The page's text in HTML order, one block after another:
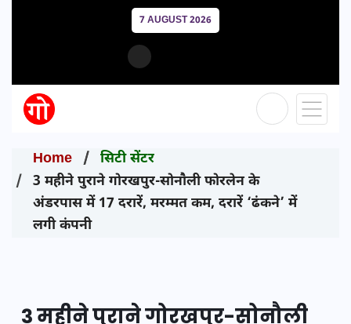
7 AUGUST 2026
Home
सिटी सेंटर
3 महीने पुराने गोरखपुर-सोनौली फोरलेन के
अंडरपास में 17 दरारें, मरम्मत कम, दरारें ‘ढंकने’ में
लगी कंपनी
3 महीने पुराने गोरखपुर-सोनौली